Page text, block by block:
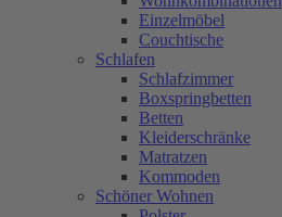
Einzelmöbel
Couchtische
Schlafen
Schlafzimmer
Boxspringbetten
Betten
Kleiderschränke
Matratzen
Kommoden
Schöner Wohnen